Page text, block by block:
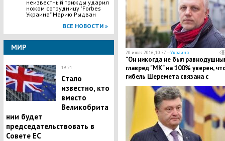
неизвестный трижды ударил
ножом сотрудницу "Forbes
Украина" Марию Рыдван
ВСЕ НОВОСТИ »
МИР
19:21
Стало
известно, кто
вместо
Великобрита
нии будет
председательствовать в
Совете ЕС
20 июля 2016, 10:57 —Украина
"Он никогда не был
главред "МК" на 100% уверен,
гибель Шеремета связана с
журналистской деятельностью